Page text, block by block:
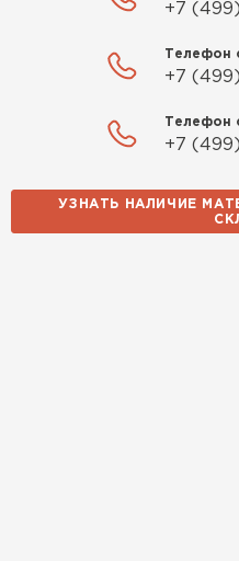
+7 (499)
Телефон
+7
Телефон
+7
УЗНАТЬ НАЛИЧИЕ